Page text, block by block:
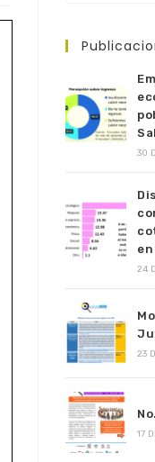
30
24
23
17